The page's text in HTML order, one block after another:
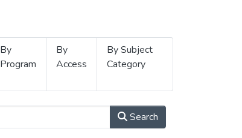
By
Program
By
Access
By Subject
Category
Search